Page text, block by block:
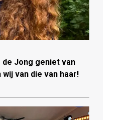
Jong geniet van
van die van haar!